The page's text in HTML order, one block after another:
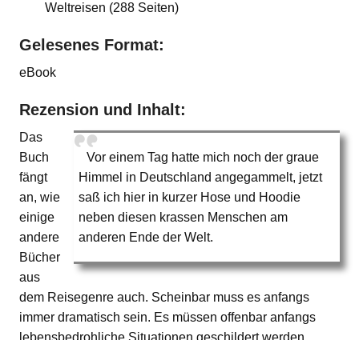
Weltreisen (288 Seiten)
Gelesenes Format:
eBook
Rezension und Inhalt:
Vor einem Tag hatte mich noch der graue
Himmel in Deutschland angegammelt, jetzt
saß ich hier in kurzer Hose und Hoodie
neben diesen krassen Menschen am
anderen Ende der Welt.
Das
Buch
fängt
an, wie
einige
andere
Bücher
aus
dem Reisegenre auch. Scheinbar muss es anfangs
immer dramatisch sein. Es müssen offenbar anfangs
lebensbedrohliche Situationen geschildert werden.